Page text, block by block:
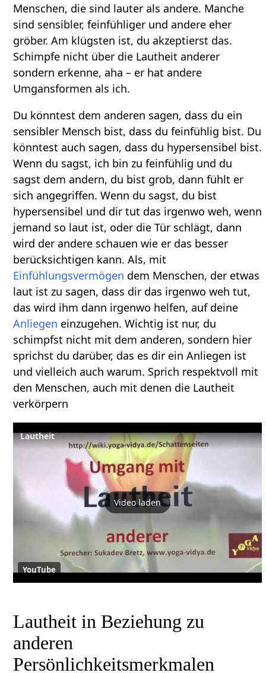
Menschen, die sind lauter als andere. Manche
sind sensibler, feinfühliger und andere eher
gröber. Am klügsten ist, du akzeptierst das.
Schimpfe nicht über die Lautheit anderer
sondern erkenne, aha – er hat andere
Umgansformen als ich.
Du könntest dem anderen sagen, dass du ein
sensibler Mensch bist, dass du feinfühlig bist. Du
könntest auch sagen, dass du hypersensibel bist.
Wenn du sagst, ich bin zu feinfühlig und du
sagst dem andern, du bist grob, dann fühlt er
sich angegriffen. Wenn du sagst, du bist
hypersensibel und dir tut das irgenwo weh, wenn
jemand so laut ist, oder die Tür schlägt, dann
wird der andere schauen wie er das besser
berücksichtigen kann. Als, mit
Einfühlungsvermögen dem Menschen, der etwas
laut ist zu sagen, dass dir das irgenwo weh tut,
das wird ihm dann irgenwo helfen, auf deine
Anliegen einzugehen. Wichtig ist nur, du
schimpfst nicht mit dem anderen, sondern hier
sprichst du darüber, das es dir ein Anliegen ist
und vielleich auch warum. Sprich respektvoll mit
den Menschen, auch mit denen die Lautheit
verkörpern
Lautheit
Video laden
YouTube
Lautheit in Beziehung zu
anderen
Persönlichkeitsmerkmalen